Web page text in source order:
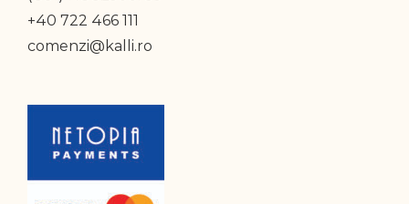
+40 722 466 111
comenzi@kalli.ro